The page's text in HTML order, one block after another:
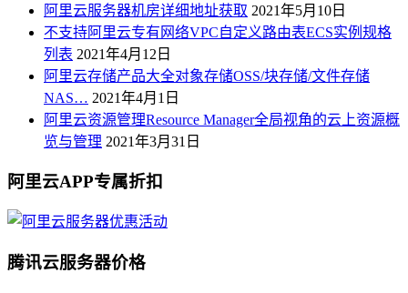
阿里云服务器机房详细地址获取 2021年5月10日
不支持阿里云专有网络VPC自定义路由表ECS实例规格
列表 2021年4月12日
阿里云存储产品大全对象存储OSS/块存储/文件存储
NAS… 2021年4月1日
阿里云资源管理Resource Manager全局视角的云上资源概
览与管理 2021年3月31日
阿里云APP专属折扣
腾讯云服务器价格